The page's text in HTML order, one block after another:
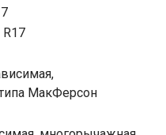
МакФерсон